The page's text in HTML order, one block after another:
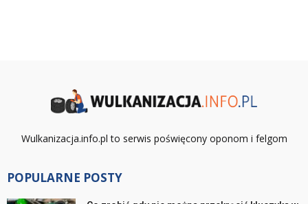
Wulkanizacja.info.pl to serwis poświęcony oponom i felgom
POPULARNE POSTY